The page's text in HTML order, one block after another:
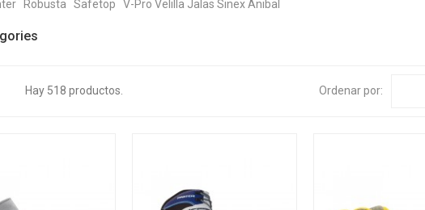
Robusta Safetop V-Pro Velilla Jalas SinexAnibal
Hay 518 productos. Ordenar por: